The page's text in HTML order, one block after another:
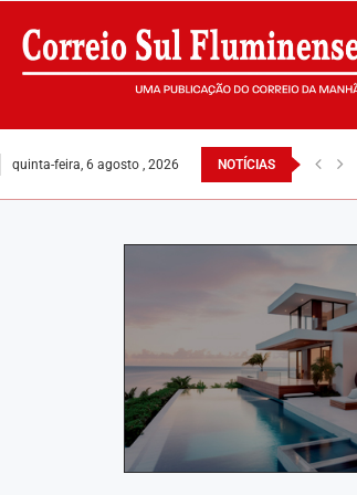
quinta-feira, 6 agosto , 2026 NOTÍCIAS